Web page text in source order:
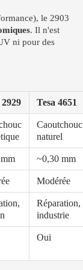
le 2903
. Il n'est
ni pour des
Tesa 4651
Caoutchouc
naturel
~0,30 mm
Modérée
Réparation,
industrie
Oui